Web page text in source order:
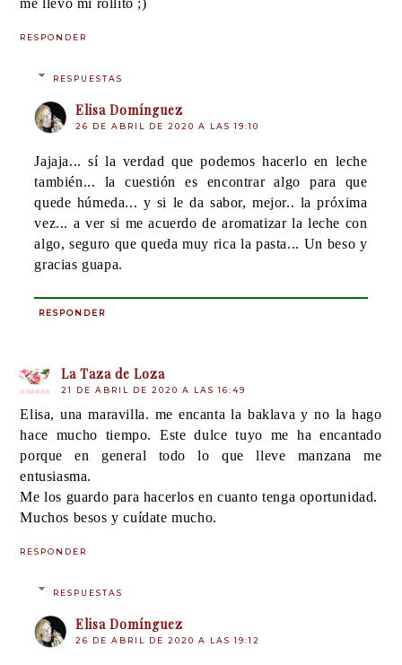
me llevo mi rollito ;)
RESPONDER
RESPUESTAS
Elisa Domínguez
26 DE ABRIL DE 2020 A LAS 19:10
Jajaja... sí la verdad que podemos hacerlo en leche
también... la cuestión es encontrar algo para que
quede húmeda... y si le da sabor, mejor.. la próxima
vez... a ver si me acuerdo de aromatizar la leche con
algo, seguro que queda muy rica la pasta... Un beso y
gracias guapa.
RESPONDER
La Taza de Loza
21 DE ABRIL DE 2020 A LAS 16:49
Elisa, una maravilla. me encanta la baklava y no la hago
hace mucho tiempo. Este dulce tuyo me ha encantado
porque en general todo lo que lleve manzana me
entusiasma.
Me los guardo para hacerlos en cuanto tenga oportunidad.
Muchos besos y cuídate mucho.
RESPONDER
RESPUESTAS
Elisa Domínguez
26 DE ABRIL DE 2020 A LAS 19:12